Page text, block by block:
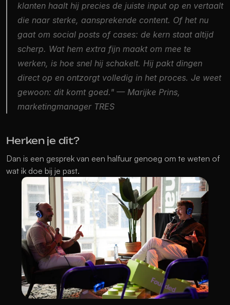
klanten haalt hij precies de juiste input op en vertaalt
die naar sterke, aansprekende content. Of het nu
gaat om social posts of cases: de kern staat altijd
scherp. Wat hem extra fijn maakt om mee te
werken, is hoe snel hij schakelt. Hij pakt dingen
direct op en ontzorgt volledig in het proces. Je weet
gewoon: dit komt goed." — Marijke Prins,
marketingmanager TRES
Herken je dit?
Dan is een gesprek van een halfuur genoeg om te weten of
wat ik doe bij je past.